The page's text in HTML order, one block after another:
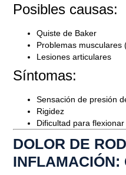
Posibles causas:
Quiste de Baker
Problemas musculares
Lesiones articulares
Síntomas:
Sensación de presión
Rigidez
Dificultad para flexionar
DOLOR DE
INFLAMACIÓN: